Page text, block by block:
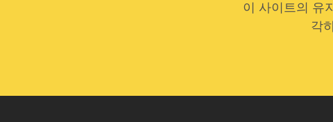
이 사이트의 유
각